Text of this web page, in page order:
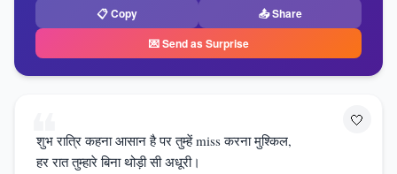
📋 Copy
📤 Share
💌 Send as Surprise
🤍
❝
शुभ रात्रि कहना आसान है पर तुम्हें miss करना मुश्किल,
हर रात तुम्हारे बिना थोड़ी सी अधूरी।